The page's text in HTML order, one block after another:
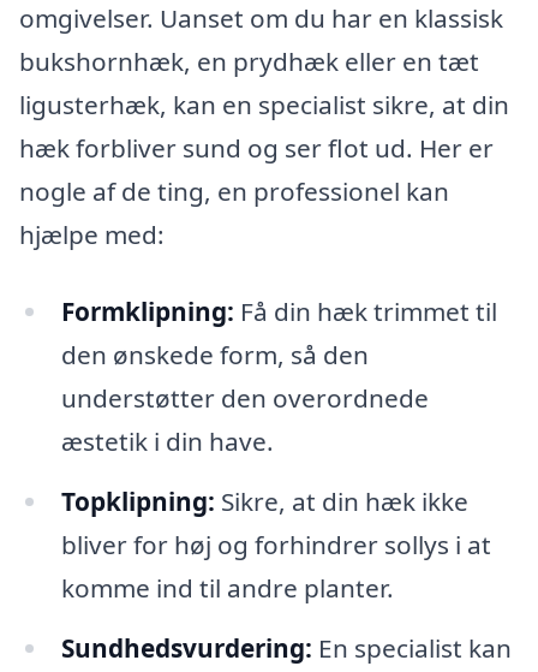
omgivelser. Uanset om du har en klassisk
bukshornhæk, en prydhæk eller en tæt
ligusterhæk, kan en specialist sikre, at din
hæk forbliver sund og ser flot ud. Her er
nogle af de ting, en professionel kan
hjælpe med:
Formklipning: Få din hæk trimmet til
den ønskede form, så den
understøtter den overordnede
æstetik i din have.
Topklipning: Sikre, at din hæk ikke
bliver for høj og forhindrer sollys i at
komme ind til andre planter.
Sundhedsvurdering: En specialist kan